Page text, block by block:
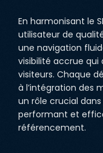
En harmonisant le
utilisateur de
une navigation
visibilité accrue
visiteurs. Chaque
à l’intégration des
un rôle crucial
performant et
référencement.